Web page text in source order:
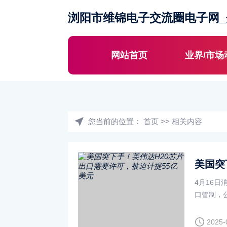
浏阳市维锦电子交流圈电子网
网站首页 业界/市场
您当前的位置：首页 >>相关内容
4月16日
口管制，
·